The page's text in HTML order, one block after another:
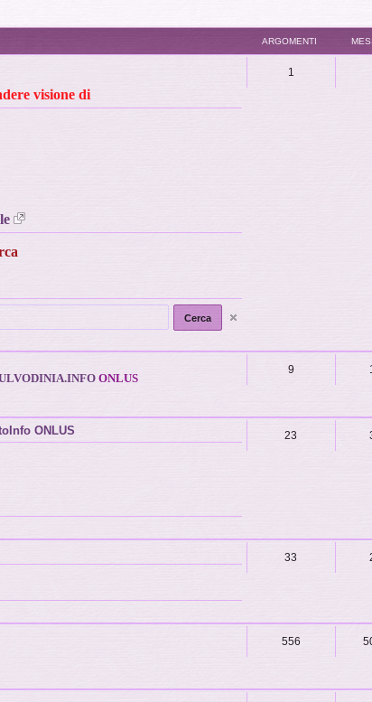
ARGOMENTI
visione di
1
ONLUS
9
ONLUS 23
33
556